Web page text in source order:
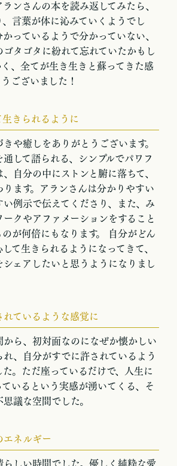
ンさんの本を読み返してみたら、
言葉が体に沁みていくようでし
っているようで分かっていない、
ゴタゴタに紛れて忘れていたかもし
、全てが生き生きと蘇ってきた感
ございました！
きられるように
や癒しをありがとうございます。
して語られる、シンプルでパワフ
自分の中にストンと腑に落ちて、
ります。アランさんは分かりやすい
例示で伝えてくださり、また、み
クやアファメーションをすること
が何倍にもなります。 自分がどん
て生きられるようになってきて、
シェアしたいと思うようになりまし
れているような感覚に
から、初対面なのになぜか懐かしい
、自分がすでに許されているよう
。ただ座っているだけで、人生に
ているという実感が湧いてくる、そ
議な空間でした。
エネルギー
らしい時間でした。優しく純粋な愛